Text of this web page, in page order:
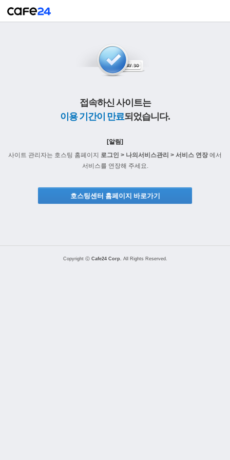
접속하신 사이트는
이용 기간이 만료되었습니다.
[알림]
사이트 관리자는 호스팅 홈페이지 로그인 > 나의서비스관리 > 서비스 연장에서
서비스를 연장해 주세요.
호스팅센터 홈페이지 바로가기
Copyright ⓒ Cafe24 Corp. All Rights Reserved.